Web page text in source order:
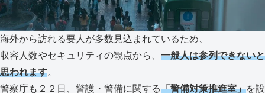
海外から訪れる要人が多数見込まれているため、
収容人数やセキュリティの観点から、 一般人は参列できないと
思われます。
警察庁も２２日、警護・警備に関する「警備対策推進室」を設